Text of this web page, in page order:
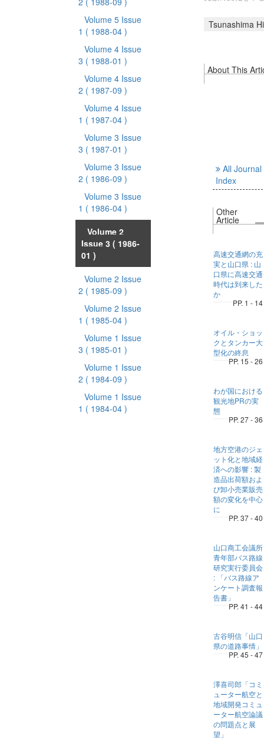
Volume 5 Issue
1 ( 1988-04 )
Volume 4 Issue
3 ( 1988-01 )
Volume 4 Issue
2 ( 1987-09 )
Volume 4 Issue
1 ( 1987-04 )
Volume 3 Issue
3 ( 1987-01 )
Volume 3 Issue
2 ( 1986-09 )
Volume 3 Issue
1 ( 1986-04 )
Volume 2
Issue 3 ( 1986-
01 )
Volume 2 Issue
2 ( 1985-09 )
Volume 2 Issue
1 ( 1985-04 )
Volume 1 Issue
3 ( 1985-01 )
Volume 1 Issue
2 ( 1984-09 )
Volume 1 Issue
1 ( 1984-04 )
Tsunashima
About This
All Journal
Index
Other
Article
高速交通網の充
実と山口県 : 山
口県に高速交通
時代は到来した
か
PP. 1 - 14
オイル・ショッ
クとタンカー大
型化の終息
PP. 15 - 26
わが国における
観光地PRの実
態
PP. 27 - 36
地方空港のジェ
ット化と地域経
済への影響 : 製
造品出荷額およ
び卸小売業販売
額の変化を中心
に
PP. 37 - 40
山口商工会議所
青年部バス路線
研究実行委員会
: 「バス路線ア
ンケート調査報
告書」
PP. 41 - 44
古谷明信「山口
県の道路事情」
PP. 45 - 47
澤喜司郎「コミ
ューター航空と
地域開発コミュ
ーター航空論議
の問題点と展
望」